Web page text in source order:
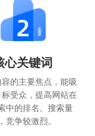
心关键词
的主要焦点，能吸
受众，提高网站在
中的排名。搜索量
竞争较激烈。